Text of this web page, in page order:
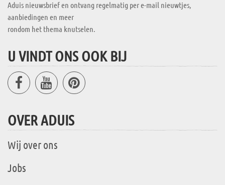
Aduis nieuwsbrief en ontvang regelmatig per e-mail nieuwtjes,
aanbiedingen en meer
rondom het thema knutselen.
U VINDT ONS OOK BIJ
OVER ADUIS
Wij over ons
Jobs